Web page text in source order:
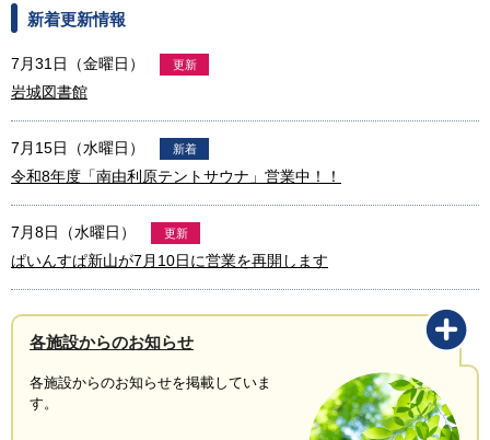
新着更新情報
7月31日（金曜日） 更新
岩城図書館
7月15日（水曜日） 新着
令和8年度「南由利原テントサウナ」営業中！！
7月8日（水曜日） 更新
ぱいんすぱ新山が7月10日に営業を再開します
各施設からのお知らせ
各施設からのお知らせを掲載していま
す。